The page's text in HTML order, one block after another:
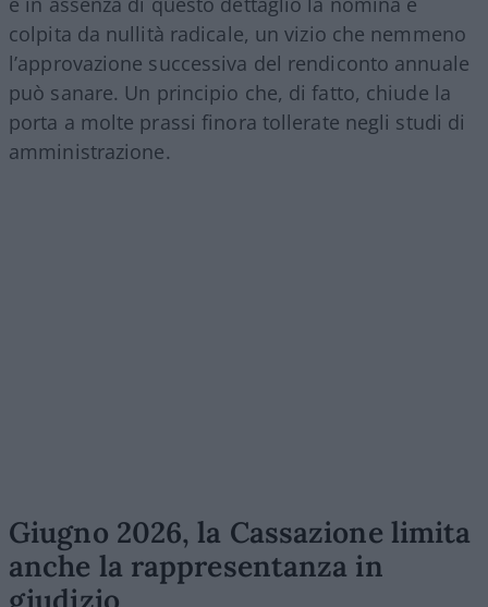
colpita da nullità radicale, un vizio che nemmeno
l’approvazione successiva del rendiconto annuale
può sanare. Un principio che, di fatto, chiude la
porta a molte prassi finora tollerate negli studi di
amministrazione.
Giugno 2026, la Cassazione limita
anche la rappresentanza in
giudizio